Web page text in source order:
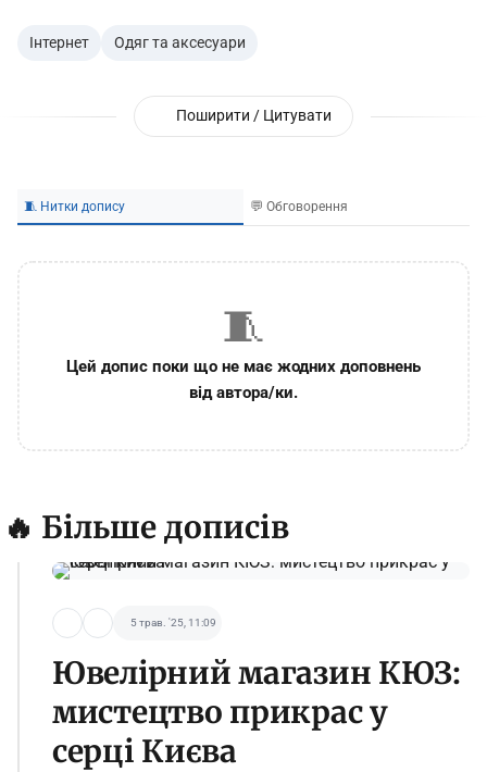
Інтернет Одяг та аксесуари
Поширити / Цитувати
🧵 Нитки допису 💬 Обговорення
🧵
Цей допис поки що не має жодних доповнень
від автора/ки.
🔥 Більше дописів
5 трав. '25, 11:09
Ювелірний магазин КЮЗ:
мистецтво прикрас у
серці Києва